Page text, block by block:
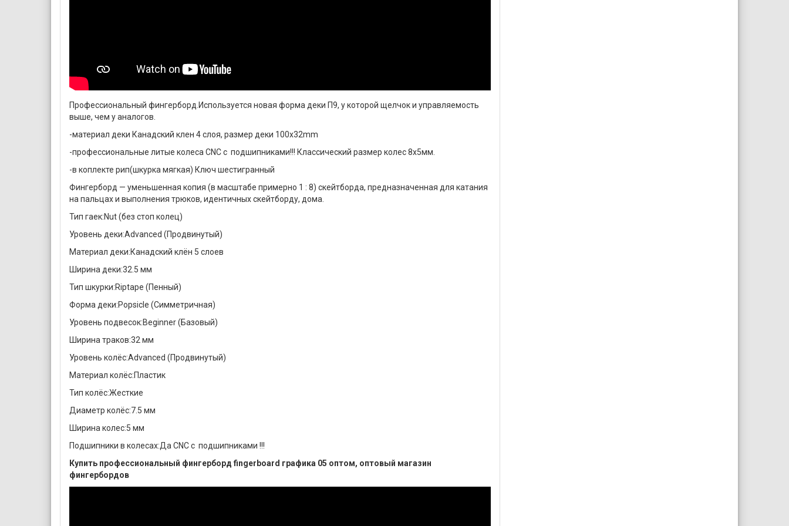
Профессиональный фингерборд.Используется новая форма деки П9, у которой щелчок и управляемость
выше, чем у аналогов.
-материал деки Канадский клен 4 слоя, размер деки 100х32mm
-профессиональные литые колеса CNC с подшипниками!!! Классический размер колес 8х5мм.
-в коплекте рип(шкурка мягкая) Ключ шестигранный
Фингерборд — уменьшенная копия (в масштабе примерно 1 : 8) скейтборда, предназначенная для катания
на пальцах и выполнения трюков, идентичных скейтборду, дома.
Тип гаек:Nut (без стоп колец)
Уровень деки:Advanced (Продвинутый)
Материал деки:Канадский клён 5 слоев
Ширина деки:32.5 мм
Тип шкурки:Riptape (Пенный)
Форма деки:Popsicle (Симметричная)
Уровень подвесок:Beginner (Базовый)
Ширина траков:32 мм
Уровень колёс:Advanced (Продвинутый)
Материал колёс:Пластик
Тип колёс:Жесткие
Диаметр колёс:7.5 мм
Ширина колес:5 мм
Подшипники в колесах:Да CNC с подшипниками !!!
Купить профессиональный фингерборд fingerboard графика 05 оптом, оптовый магазин
фингербордов